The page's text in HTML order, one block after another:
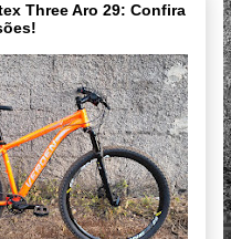
Three Aro 29: Confira